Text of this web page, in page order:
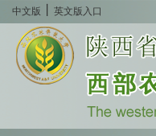
中文版 英文版入口